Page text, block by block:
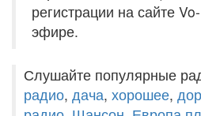
регистрации на сайте
эфире.
Слушайте популярные
радио, дача, хорошее,